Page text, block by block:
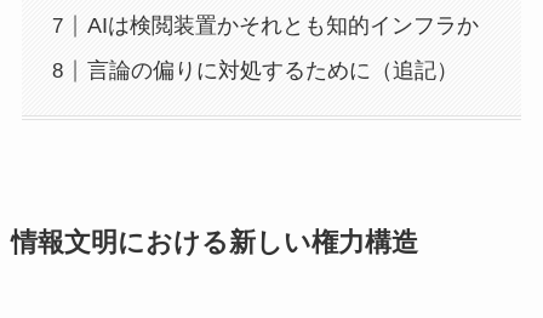
AIは検閲装置かそれとも知的インフラか
言論の偏りに対処するために（追記）
情報文明における新しい権力構造